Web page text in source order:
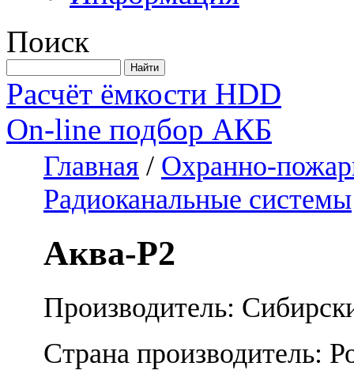
Поиск
Расчёт ёмкости HDD
On-line подбор АКБ
Главная / Охранно-
Радиоканальные системы
Аква-Р2
Производитель:
Страна производитель: